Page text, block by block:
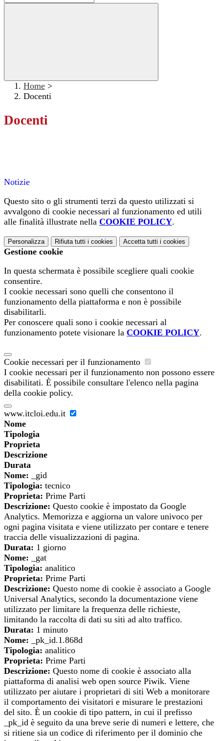
Home >
Docenti
Docenti
Notizie
Questo sito o gli strumenti terzi da questo utilizzati si
avvalgono di cookie necessari al funzionamento ed utili
alle finalità illustrate nella COOKIE POLICY.
Personalizza Rifiuta tutti i cookies Accetta tutti i cookies
Gestione cookie
In questa schermata è possibile scegliere quali cookie
consentire.
I cookie necessari sono quelli che consentono il
funzionamento della piattaforma e non è possibile
disabilitarli.
Per conoscere quali sono i cookie necessari al
funzionamento potete visionare la COOKIE POLICY.
Cookie necessari per il funzionamento
I cookie necessari per il funzionamento non possono essere
disabilitati. È possibile consultare l'elenco nella pagina
della cookie policy.
www.itcloi.edu.it
Nome
Tipologia
Proprieta
Descrizione
Durata
Nome: _gid
Tipologia: tecnico
Proprieta: Prime Parti
Descrizione: Questo cookie è impostato da Google
Analytics. Memorizza e aggiorna un valore univoco per
ogni pagina visitata e viene utilizzato per contare e tenere
traccia delle visualizzazioni di pagina.
Durata: 1 giorno
Nome: _gat
Tipologia: analitico
Proprieta: Prime Parti
Descrizione: Questo nome di cookie è associato a Google
Universal Analytics, secondo la documentazione viene
utilizzato per limitare la frequenza delle richieste,
limitando la raccolta di dati su siti ad alto traffico.
Durata: 1 minuto
Nome: _pk_id.1.868d
Tipologia: analitico
Proprieta: Prime Parti
Descrizione: Questo nome di cookie è associato alla
piattaforma di analisi web open source Piwik. Viene
utilizzato per aiutare i proprietari di siti Web a monitorare
il comportamento dei visitatori e misurare le prestazioni
del sito. È un cookie di tipo pattern, in cui il prefisso
_pk_id è seguito da una breve serie di numeri e lettere, che
si ritiene sia un codice di riferimento per il dominio che